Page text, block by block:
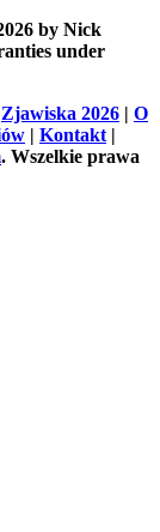
by Nick
under
Zjawiska 2026 | O
| Kontakt |
. Wszelkie prawa